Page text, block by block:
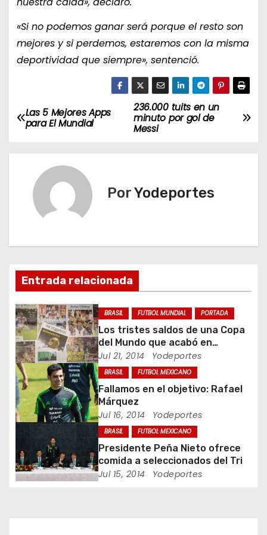
«Si no podemos ganar será porque el resto son
mejores y si perdemos, estaremos con la misma
deportividad que siempre», sentenció.
N
c
i
ó
n
d
e
e
n
t
236.000 tuits en un
minuto por gol de
Messi
Las 5 Mejores Apps
para El Mundial
PorYodeportes
Entrada relacionada
BRASIL FUTBOL MUNDIAL PORTADA
Los tristes saldos de una Copa
del Mundo que acabó en
pesadilla
Jul 21, 2014 Yodeportes
BRASIL FUTBOL MEXICANO
Fallamos en el objetivo: Rafael
Márquez
Jul 16, 2014 Yodeportes
BRASIL FUTBOL MEXICANO
Presidente Peña Nieto ofrece
comida a seleccionados del Tri
Jul 15, 2014 Yodeportes